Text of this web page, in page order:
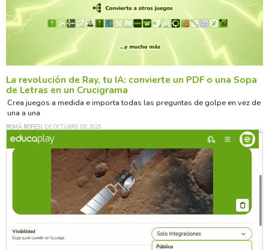
La revolución de Ray, tu IA: convierte un PDF o una Sopa
de Letras en un Crucigrama
Crea juegos a medida e importa todas las preguntas de golpe en vez de
una a una
ROMÀ ROFES1 DE OCTUBRE DE 2025